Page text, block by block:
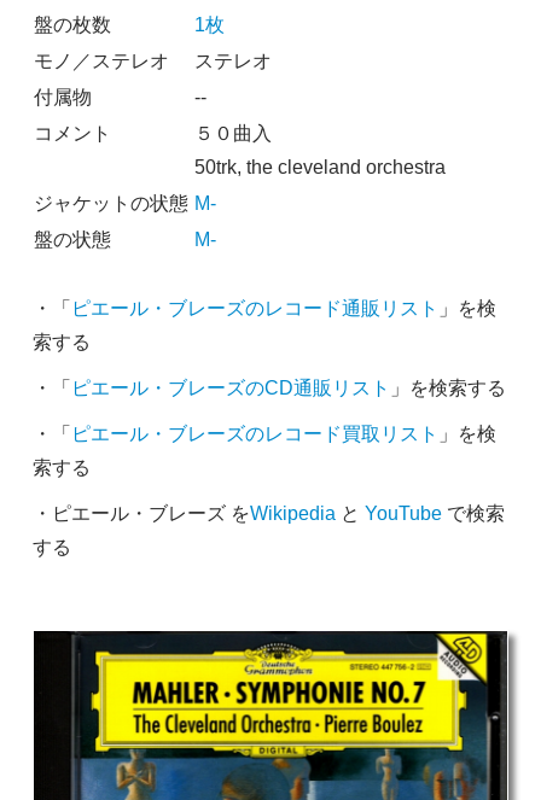
盤の枚数
1枚
モノ／ステレオ
ステレオ
付属物
--
コメント
５０曲入
50trk, the cleveland orchestra
ジャケットの状態 M-
盤の状態
M-
・「 ピエール・ブレーズのレコード通販リスト 」を検
索する
・「 ピエール・ブレーズのCD通販リスト 」を検索する
・「 ピエール・ブレーズのレコード買取リスト 」を検
索する
・ピエール・ブレーズ をWikipedia と YouTubeで検索
する